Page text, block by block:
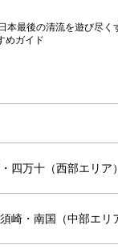
本最後の清流を遊び尽
めガイド
四万十（西部エリア）
崎・南国（中部エリ